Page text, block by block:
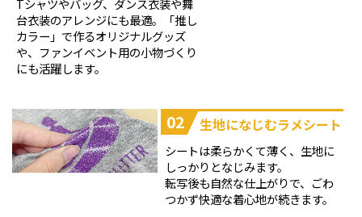
Tシャツやバッグ、ダンス衣装や舞
台衣装のアレンジにも最適。「推し
カラー」で作るオリジナルグッズ
や、ファンイベント用の小物づくり
にも活躍します。
02 生地になじむラメシート
シートは柔らかくて薄く、生地に
しっかりとなじみます。
転写後も自然な仕上がりで、ごわ
つかず快適な着心地が続きます。